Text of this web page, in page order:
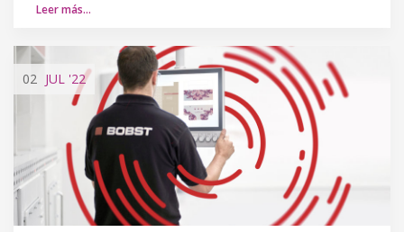
Leer más…
02 JUL '22